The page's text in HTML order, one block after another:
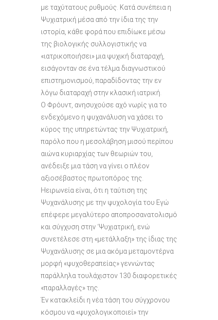
με ταχύτατους ρυθμούς. Κατά συνέπεια η
Ψυχιατρική μέσα από την ίδια της την
ιστορία, κάθε φορά που επιδίωκε μέσω
της βιολογικής συλλογιστικής να
«ιατρικοποιήσει» μια ψυχική διαταραχή,
εισάγονταν σε ένα τέλμα διαγνωστικού
επιστημονισμού, παραδίδοντας την εν
λόγω διαταραχή στην κλασική ιατρική.
Ο Φρόυντ, ανησυχούσε αχό νωρίς για το
ενδεχόμενο η ψυχανάλυση να χάσει το
κύρος της υπηρετώντας την Ψυχιατρική,
παρόλο που η μεσολάβηση μισού περίπου
αιώνα κυριαρχίας των θεωριών του,
ανέδειξε μια τάση να γίνει ο πλέον
αξιοσέβαστος πρωτοπόρος της.
Ηειρωνεία είναι, ότι η ταύτιση της
Ψυχανάλυσης με την ψυχολογία του Εγώ
επέφερε μεγαλύτερο αποπροσανατολισμό
και σύγχυση στην ‘Ψυχιατρική, ενώ
συνετέλεσε στη «μετάλλαξη» της ίδιας της
Ψυχανάλυσης σε μια ακόμα μεταμοντέρνα
μορφή «ψυχοθεραπείας» γεννώντας
παράλληλα τουλάχιστον 130 διαφορετικές
«παραλλαγές» της.
Έν κατακλείδι η νέα τάση του σύγχρονου
κόσμου να «ψυχολογικοποιεί» την